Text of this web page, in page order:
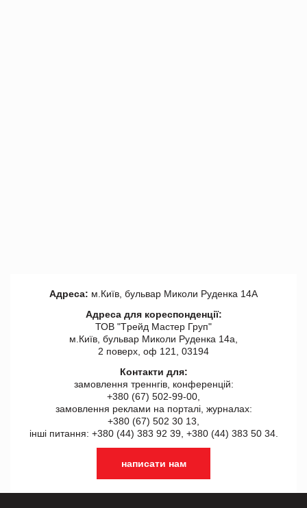
Адреса: м.Київ, бульвар Миколи Руденка 14А
Адреса для кореспонденції:
ТОВ "Tрейд Мастер Груп"
м.Київ, бульвар Миколи Руденка 14а,
2 поверх, оф 121, 03194
Контакти для:
замовлення треннгів, конференцій:
+380 (67) 502-99-00,
замовлення реклами на порталі, журналах:
+380 (67) 502 30 13,
інші питання: +380 (44) 383 92 39, +380 (44) 383 50 34.
написати нам